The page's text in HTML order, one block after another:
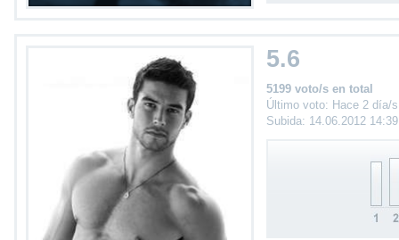
5.6
5199 voto/s en total
Último voto: Hace 2 día/s
Subida: 14.06.2012